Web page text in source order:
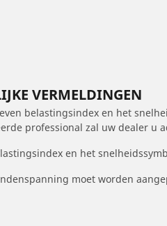
VERMELDINGEN
belastingsindex en het
professional zal uw dealer u
en het
moet worden